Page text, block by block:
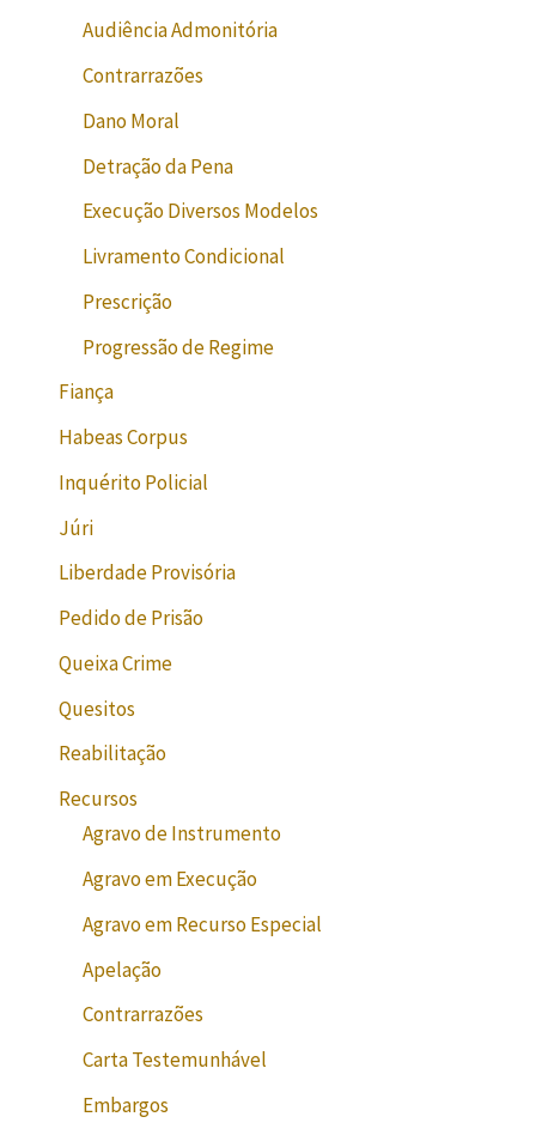
Audiência Admonitória
Contrarrazões
Dano Moral
Detração da Pena
Execução Diversos Modelos
Livramento Condicional
Prescrição
Progressão de Regime
Fiança
Habeas Corpus
Inquérito Policial
Júri
Liberdade Provisória
Pedido de Prisão
Queixa Crime
Quesitos
Reabilitação
Recursos
Agravo de Instrumento
Agravo em Execução
Agravo em Recurso Especial
Apelação
Contrarrazões
Carta Testemunhável
Embargos